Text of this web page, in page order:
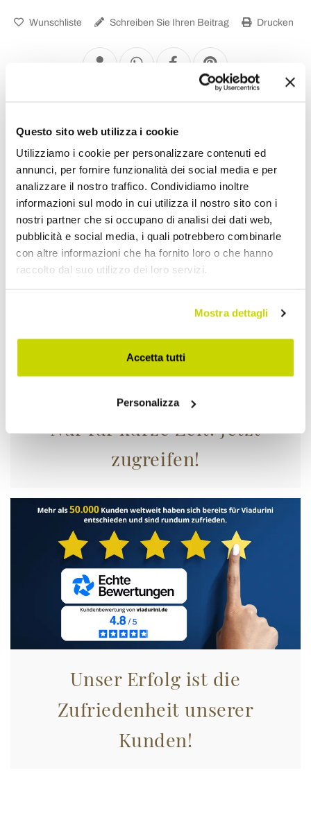
Questo sito web utilizza i cookie
Utilizziamo i cookie per personalizzare contenuti ed
annunci, per fornire funzionalità dei social media e per
analizzare il nostro traffico. Condividiamo inoltre
informazioni sul modo in cui utilizza il nostro sito con i
nostri partner che si occupano di analisi dei dati web,
pubblicità e social media, i quali potrebbero combinarle
con altre informazioni che ha fornito loro o che hanno
raccolto dal suo utilizzo dei loro servizi.
Mostra dettagli
Accetta tutti
Personalizza
Wunschliste Schreiben Sie Ihren Beitrag Drucken
Nur für kurze Zeit! Jetzt
zugreifen!
Unser Erfolg ist die
Zufriedenheit unserer
Kunden!